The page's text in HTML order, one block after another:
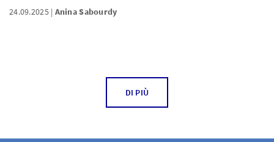
24.09.2025 Anina Sabourdy
DI PIÙ